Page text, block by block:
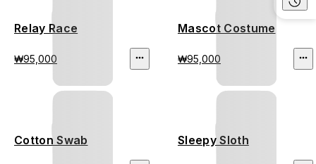
Relay Race
₩95,000
Mascot Costume
₩95,000
Cotton Swab Sleepy Sloth